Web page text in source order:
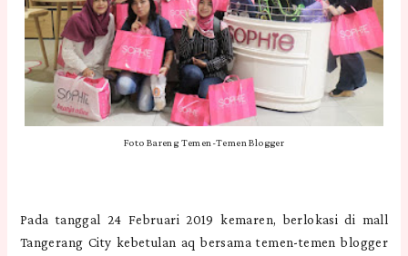
Foto Bareng Temen-Temen Blogger
Pada tanggal 24 Februari 2019 kemaren, berlokasi di mall
Tangerang City kebetulan aq bersama temen-temen blogger